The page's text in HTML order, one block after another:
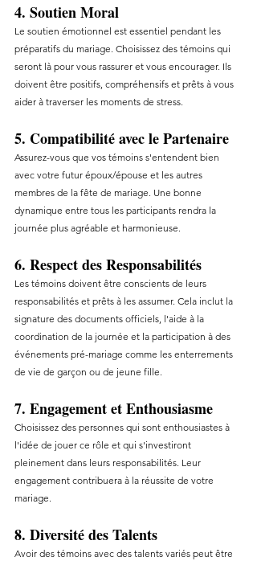
4. Soutien Moral
Le soutien émotionnel est essentiel pendant les
préparatifs du mariage. Choisissez des témoins qui
seront là pour vous rassurer et vous encourager. Ils
doivent être positifs, compréhensifs et prêts à vous
aider à traverser les moments de stress.
5. Compatibilité avec le Partenaire
Assurez-vous que vos témoins s'entendent bien
avec votre futur époux/épouse et les autres
membres de la fête de mariage. Une bonne
dynamique entre tous les participants rendra la
journée plus agréable et harmonieuse.
6. Respect des Responsabilités
Les témoins doivent être conscients de leurs
responsabilités et prêts à les assumer. Cela inclut la
signature des documents officiels, l'aide à la
coordination de la journée et la participation à des
événements pré-mariage comme les enterrements
de vie de garçon ou de jeune fille.
7. Engagement et Enthousiasme
Choisissez des personnes qui sont enthousiastes à
l'idée de jouer ce rôle et qui s'investiront
pleinement dans leurs responsabilités. Leur
engagement contribuera à la réussite de votre
mariage.
8. Diversité des Talents
Avoir des témoins avec des talents variés peut être